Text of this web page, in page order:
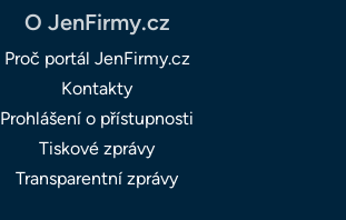
O JenFirmy.cz
Proč portál JenFirmy.cz
Kontakty
Prohlášení o přístupnosti
Tiskové zprávy
Transparentní zprávy